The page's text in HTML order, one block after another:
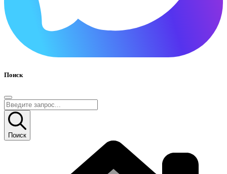
Поиск
Поиск